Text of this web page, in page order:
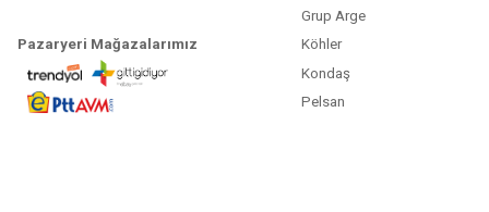
Grup Arge
Pazaryeri Mağazalarımız
Köhler
Kondaş
Pelsan